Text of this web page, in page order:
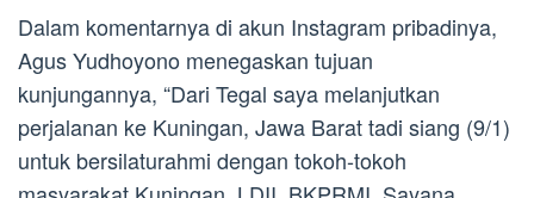
Dalam komentarnya di akun Instagram pribadinya,
Agus Yudhoyono menegaskan tujuan
kunjungannya, “Dari Tegal saya melanjutkan
perjalanan ke Kuningan, Jawa Barat tadi siang (9/1)
untuk bersilaturahmi dengan tokoh-tokoh